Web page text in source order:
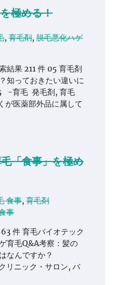
極める！
, 育毛剤, 脱毛悪化ハゲ
結果 211 件 05 育毛剤
知っておきたい違いに
-育毛 発毛剤, 育毛
が医薬部外品に属して
「食事」を極め
食事, 育毛剤
事
件 育毛バイオテック
育毛Q&A考察：髪の
なんですか？
ニック・サロン, バ